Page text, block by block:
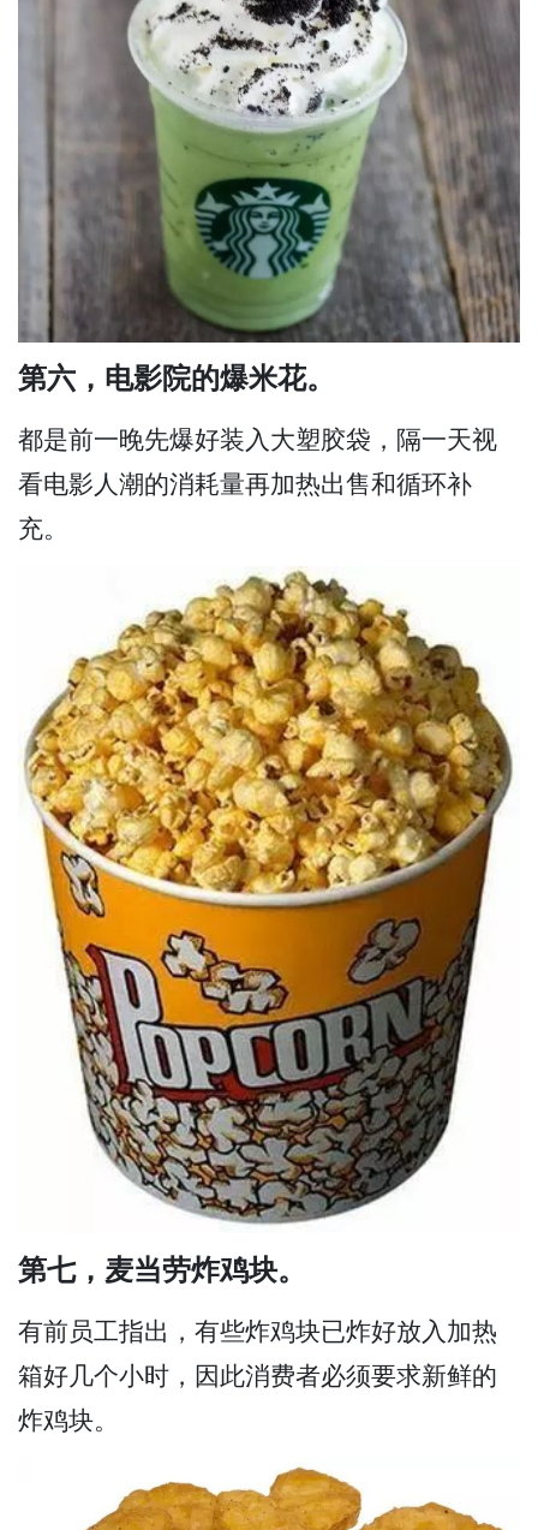
第六，电影院的爆米花。
都是前一晚先爆好装入大塑胶袋，隔一天视
看电影人潮的消耗量再加热出售和循环补
充。
第七，麦当劳炸鸡块。
有前员工指出，有些炸鸡块已炸好放入加热
箱好几个小时，因此消费者必须要求新鲜的
炸鸡块。